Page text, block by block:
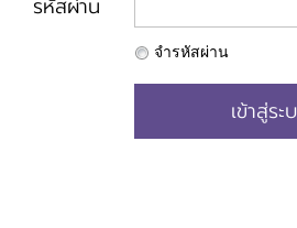
รหัสผ่าน
จำรหัสผ่าน
เข้าสู่ระ